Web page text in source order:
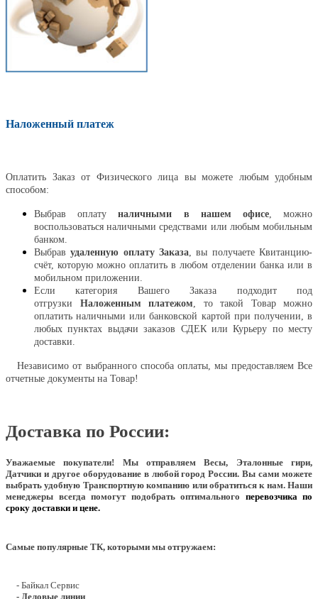
Наложенный платеж
Оплатить Заказ от Физического лица вы можете любым удобным
способом:
Выбрав оплатуналичными в нашем офисе, можно
воспользоваться наличными средствами или любым мобильным
банком.
Выбравудаленную оплату Заказа , вы получаете Квитанцию-
счёт, которую можно оплатить в любом отделении банка или в
мобильном приложении.
Если категория Вашего Заказа подходит под
отгрузки Наложенным платежом , то такой Товар можно
оплатить наличными или банковской картой при получении, в
любых пунктах выдачи заказов СДЕК или Курьеру по месту
доставки.
Независимо от выбранного способа оплаты, мы предоставляем Все
отчетные документы на Товар!
Доставка по России:
Уважаемые покупатели! Мы отправляем Весы, Эталонные гири,
Датчики и другое оборудование в любой город России. Вы сами можете
выбрать удобную Транспортную компанию или обратиться к нам. Наши
менеджеры всегда помогут подобрать оптимального перевозчика по
сроку доставки и цене.
Самые популярные ТК, которыми мы отгружаем:
- Байкал Сервис
- Деловые линии